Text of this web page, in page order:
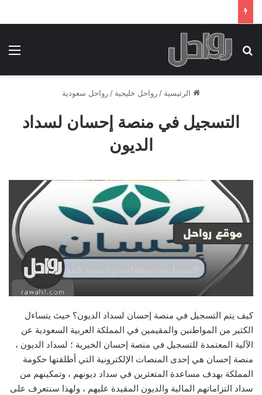
بحث عن
الرئيسية / رواحل خليجية / رواحل سعودية
التسجيل في منصة إحسان لسداد
الديون
كيف يتم التسجيل في منصة إحسان لسداد الديون؟ حيث يتساءل
الكثير من المواطنين والمقيمين في المملكة العربية السعودية عن
الآلية المعتمدة للتسجيل في منصة إحسان الخيرية ؛ لسداد الديون ،
منصة إحسان هي إحدى المنصات الإلكترونية التي أطلقتها حكومة
المملكة بهدف مساعدة المتعثرين في سداد ديونهم ، وتمكينهم من
سداد التزاماتهم المالية والديون المقيدة عليهم ، ولهذا سنتعرف على